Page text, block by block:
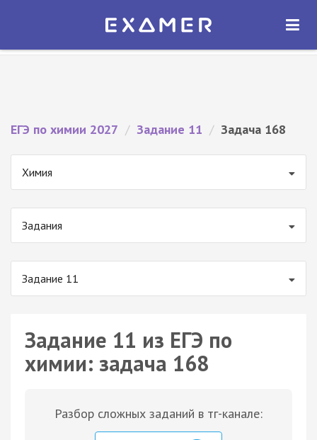
Экзамер — ЕГЭ 2027
ОТКРЫТЬ
ЕГЭ по химии 2027 / Задание 11 / Задача 168
Химия
Задания
Задание 11
Задание 11 из ЕГЭ по
химии: задача 168
Разбор сложных заданий в тг-канале: